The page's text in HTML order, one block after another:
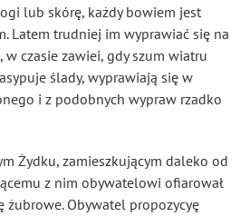
lub skórę, każdy bowiem jest
Latem trudniej im wyprawiać się na
w czasie zawiei, gdy szum wiatru
ślady, wyprawiają się w
i z podobnych wypraw rzadko
Żydku, zamieszkującym daleko od
z nim obywatelowi ofiarował
żubrowe. Obywatel propozycyę